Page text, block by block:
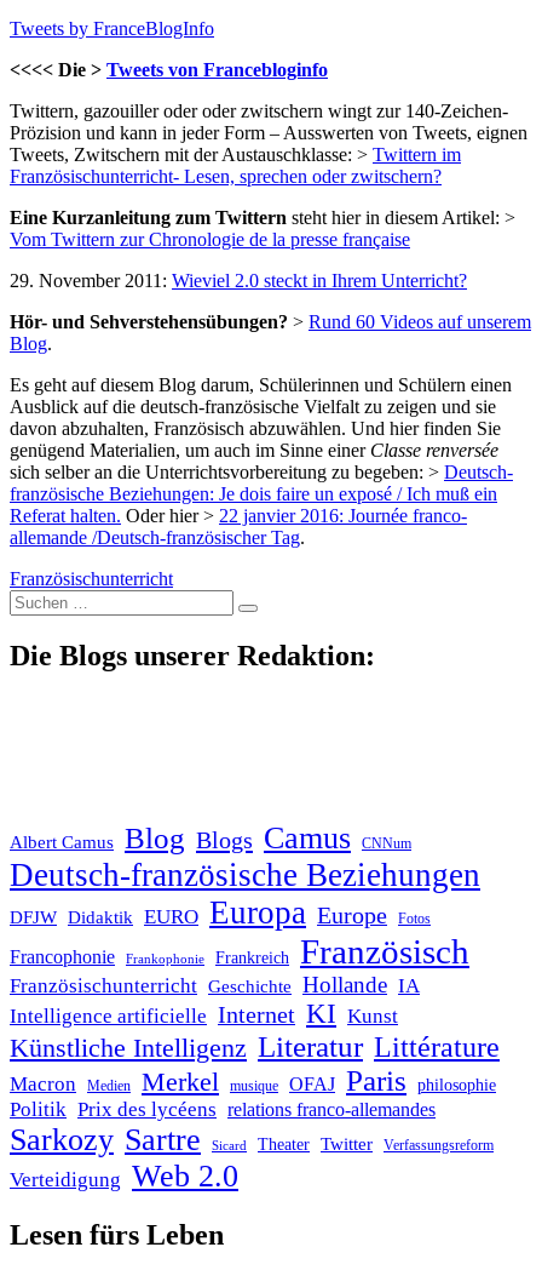
Tweets by FranceBlogInfo
<<<< Die > Tweets von Francebloginfo
Twittern, gazouiller oder oder zwitschern wingt zur 140-Zeichen-
Prözision und kann in jeder Form – Ausswerten von Tweets, eignen
Tweets, Zwitschern mit der Austauschklasse: > Twittern im
Französischunterricht- Lesen, sprechen oder zwitschern?
Eine Kurzanleitung zum Twittern steht hier in diesem Artikel: >
Vom Twittern zur Chronologie de la presse française
29. November 2011: Wieviel 2.0 steckt in Ihrem Unterricht?
Hör- und Sehverstehensübungen? > Rund 60 Videos auf unserem
Blog.
Es geht auf diesem Blog darum, Schülerinnen und Schülern einen
Ausblick auf die deutsch-französische Vielfalt zu zeigen und sie
davon abzuhalten, Französisch abzuwählen. Und hier finden Sie
genügend Materialien, um auch im Sinne einer Classe renversée
sich selber an die Unterrichtsvorbereitung zu begeben: > Deutsch-
französische Beziehungen: Je dois faire un exposé / Ich muß ein
Referat halten. Oder hier > 22 janvier 2016: Journée franco-
allemande /Deutsch-französischer Tag.
Französischunterricht
Suche
nach:
Die Blogs unserer Redaktion:
Albert Camus Blog Blogs Camus CNNum
Deutsch-französische Beziehungen
DFJW Didaktik EURO Europa Europe Fotos
Francophonie Frankophonie Frankreich Französisch
Französischunterricht Geschichte Hollande IA
Intelligence artificielle Internet KI Kunst
Künstliche Intelligenz Literatur Littérature
Macron Medien Merkel musique OFAJ Paris philosophie
Politik Prix des lycéens relations franco-allemandes
Sarkozy Sartre Sicard Theater Twitter Verfassungsreform
Verteidigung Web 2.0
Lesen fürs Leben